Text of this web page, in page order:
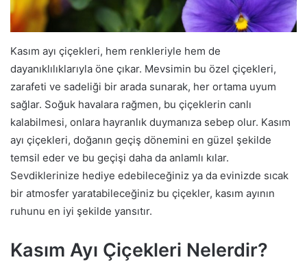
Kasım ayı çiçekleri, hem renkleriyle hem de
dayanıklılıklarıyla öne çıkar. Mevsimin bu özel çiçekleri,
zarafeti ve sadeliği bir arada sunarak, her ortama uyum
sağlar. Soğuk havalara rağmen, bu çiçeklerin canlı
kalabilmesi, onlara hayranlık duymanıza sebep olur. Kasım
ayı çiçekleri, doğanın geçiş dönemini en güzel şekilde
temsil eder ve bu geçişi daha da anlamlı kılar.
Sevdiklerinize hediye edebileceğiniz ya da evinizde sıcak
bir atmosfer yaratabileceğiniz bu çiçekler, kasım ayının
ruhunu en iyi şekilde yansıtır.
Kasım Ayı Çiçekleri Nelerdir?